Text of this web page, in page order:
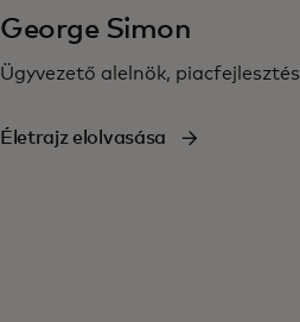
George Simon
Ügyvezető alelnök, piacfejlesztés
Életrajz elolvasása